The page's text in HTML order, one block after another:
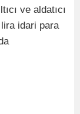
ve aldatıcı
idari para